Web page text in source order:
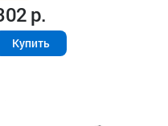
р.
Купить